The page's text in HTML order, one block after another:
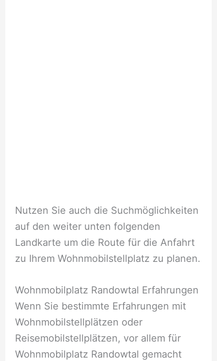
Nutzen Sie auch die Suchmöglichkeiten
auf den weiter unten folgenden
Landkarte um die Route für die Anfahrt
zu Ihrem Wohnmobilstellplatz zu planen.
Wohnmobilplatz Randowtal Erfahrungen
Wenn Sie bestimmte Erfahrungen mit
Wohnmobilstellplätzen oder
Reisemobilstellplätzen, vor allem für
Wohnmobilplatz Randowtal gemacht